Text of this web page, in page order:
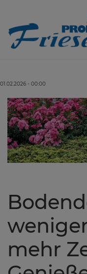
01.02.2026 - 00:00
mehr